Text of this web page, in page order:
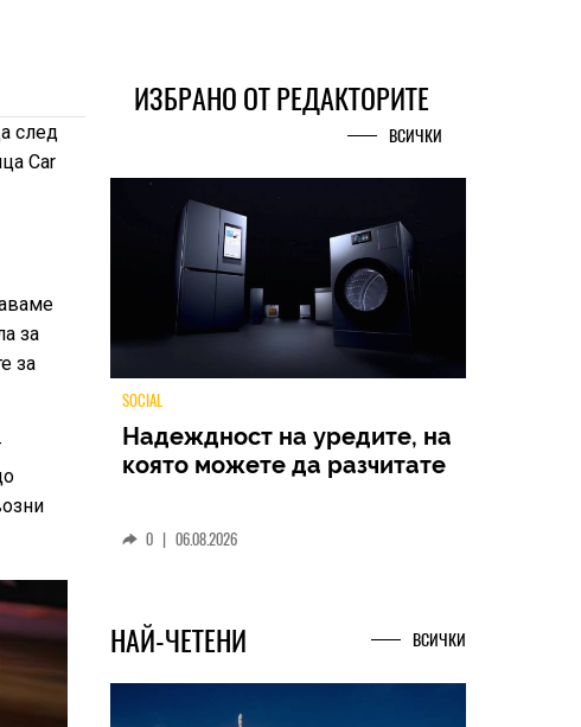
след
Car
за
за
ИЗБРАНО ОТ РЕДАКТОРИТЕ
ВСИЧКИ
TECH
Ultra – ново име, познато
НАЙ-ЧЕТЕНИ